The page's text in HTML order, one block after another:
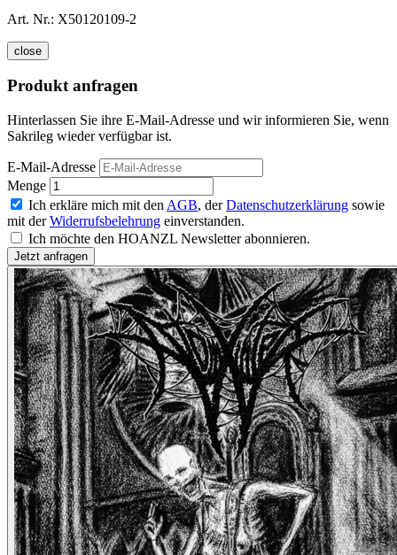
Art. Nr.: X50120109-2
close
Produkt anfragen
Hinterlassen Sie ihre E-Mail-Adresse und wir informieren Sie, wenn
Sakrileg wieder verfügbar ist.
E-Mail-Adresse
Menge
Ich erkläre mich mit den AGB, derDatenschutzerklärung sowie
mit derWiderrufsbelehrung einverstanden.
Ich möchte den HOANZL Newsletter abonnieren.